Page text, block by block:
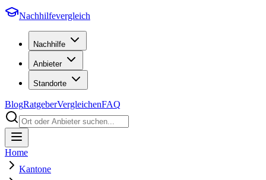
Nachhilfevergleich
Nachhilfe
Anbieter
Standorte
BlogRatgeberVergleichenFAQ
Home
Kantone